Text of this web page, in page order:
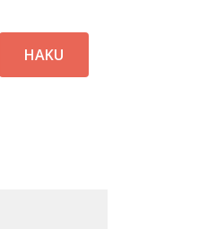
HAKU